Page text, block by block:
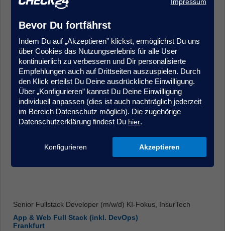
Frankfurt
Sales Agent (m/w/d) Quereinstieg Vorsorgeversicherung
Kundenberatung & Service
München
Senior Fullstack Developer (m/w/d) KI-Fokus, InsurTech
App & Web Full Stack (inkl. DevOps)
Frankfurt
Bevor Du fortfährst
Indem Du auf „Akzeptieren” klickst, ermöglichst Du uns
über Cookies das Nutzungserlebnis für alle User
kontinuierlich zu verbessern und Dir personalisierte
Empfehlungen auch auf Drittseiten auszuspielen. Durch
den Klick erteilst Du Deine ausdrückliche Einwilligung.
Über „Konfigurieren” kannst Du Deine Einwilligung
individuell anpassen (dies ist auch nachträglich jederzeit
im Bereich Datenschutz möglich). Die zugehörige
Datenschutzerklärung findest Du hier.
Konfigurieren Akzeptieren